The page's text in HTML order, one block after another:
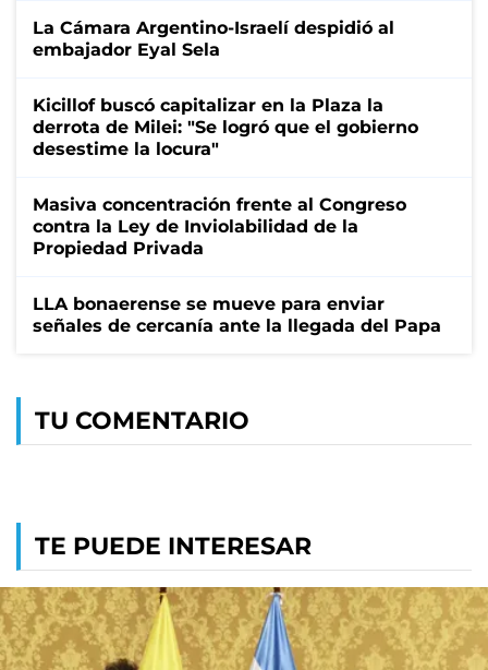
La Cámara Argentino-Israelí despidió al
embajador Eyal Sela
Kicillof buscó capitalizar en la Plaza la
derrota de Milei: "Se logró que el gobierno
desestime la locura"
Masiva concentración frente al Congreso
contra la Ley de Inviolabilidad de la
Propiedad Privada
LLA bonaerense se mueve para enviar
señales de cercanía ante la llegada del Papa
TU COMENTARIO
TE PUEDE INTERESAR